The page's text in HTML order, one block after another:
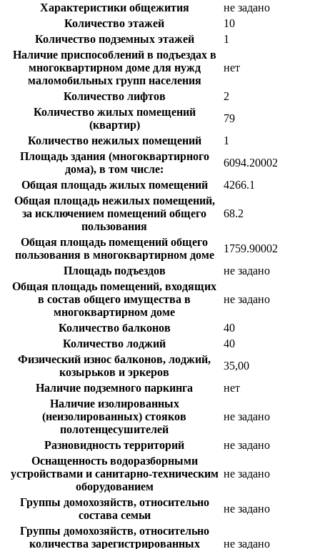
Характеристики общежития
не задано
Количество этажей
10
Количество подземных этажей
1
Наличие приспособлений в подъездах в
многоквартирном доме для нужд
маломобильных групп населения
нет
Количество лифтов
2
Количество жилых помещений
(квартир)
79
Количество нежилых помещений
1
Площадь здания (многоквартирного
дома), в том числе:
6094.20002
Общая площадь жилых помещений
4266.1
Общая площадь нежилых помещений,
за исключением помещений общего
пользования
68.2
Общая площадь помещений общего
пользования в многоквартирном доме
1759.90002
Площадь подъездов
не задано
Общая площадь помещений, входящих
в состав общего имущества в
многоквартирном доме
не задано
Количество балконов
40
Количество лоджий
40
Физический износ балконов, лоджий,
козырьков и эркеров
35,00
Наличие подземного паркинга
нет
Наличие изолированных
(неизолированных) стояков
полотенцесушителей
не задано
Разновидность территорий
не задано
Оснащенность водоразборными
устройствами и санитарно-техническим
оборудованием
не задано
Группы домохозяйств, относительно
состава семьи
не задано
Группы домохозяйств, относительно
количества зарегистрированных
не задано